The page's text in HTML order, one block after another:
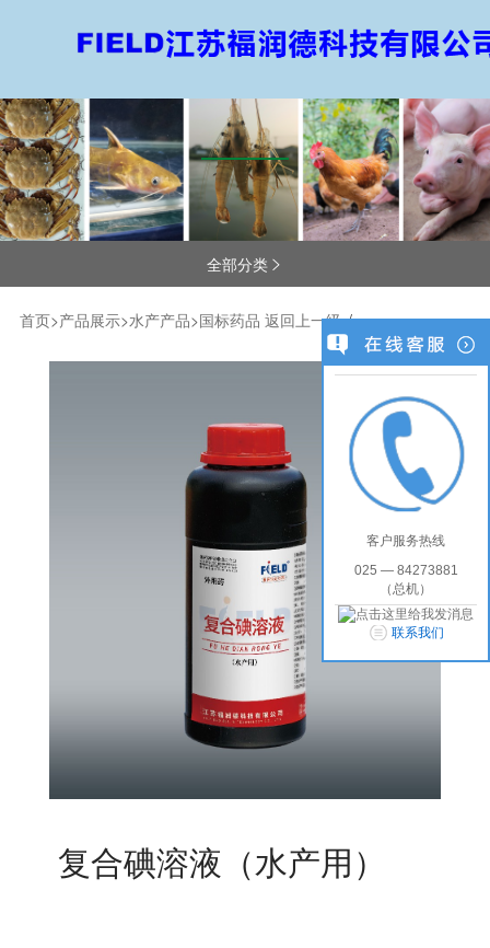
全部分类 
首页>产品展示>水产产品>国标药品 返回上一级 /
复合碘溶液（水产用）
客户服务热线
025 — 84273881
（总机）
联系我们